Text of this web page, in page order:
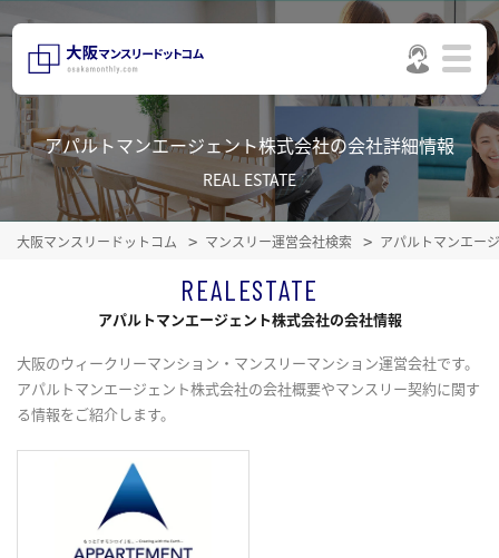
アパルトマンエージェント株式会社の会社詳細情報
REAL ESTATE
大阪マンスリードットコム マンスリー運営会社検索 アパルトマンエー
REALESTATE
アパルトマンエージェント株式会社の会社情報
大阪のウィークリーマンション・マンスリーマンション運営会社です。
アパルトマンエージェント株式会社の会社概要やマンスリー契約に関す
る情報をご紹介します。